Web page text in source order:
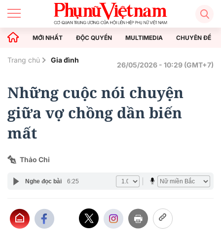
MỚI NHẤT ĐỘC QUYỀN MULTIMEDIA CHUYÊN ĐỀ
Trang chủ Gia đình
26/05/2026 - 10:29 (GMT+7)
Những cuộc nói chuyện
giữa vợ chồng dần biến
mất
Thảo Chi
Nghe đọc bài 6:25